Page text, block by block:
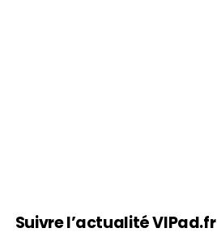
Suivre l’actualité VIPad.fr